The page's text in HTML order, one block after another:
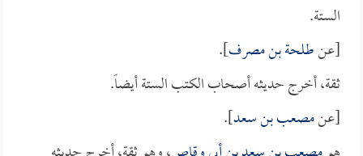
الستة.
[عنطلحة بن مصرف].
ثقة، أخرج حديثه أصحاب الكتب الستة أيضاً.
[عنمصعب بن سعد].